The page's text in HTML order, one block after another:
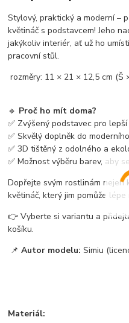
Stylový, praktický a moderní –
květináč s podstavcem! Jeho
jakýkoliv interiér, ať už ho
pracovní stůl.
rozměry: 11 × 21 × 12,5 cm (Š
🔹 Proč ho mít doma?
✅ Zvýšený podstavec pro
✅ Skvělý doplněk do
✅ 3D tištěný z odolného a
✅ Možnost výběru barev, aby
Dopřejte svým rostlinám nejen
květináč, který jim pomůže lépe
👉 Vyberte si variantu a
košíku.
📌Autor modelu: Simiu
Materiál: